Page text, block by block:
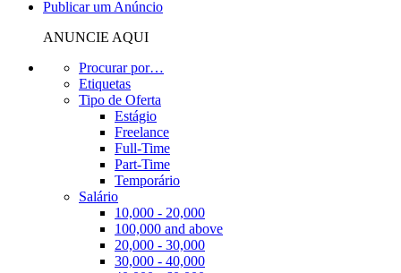
Publicar um Anúncio
ANUNCIE AQUI
Procurar por…
Etiquetas
Tipo de Oferta
Estágio
Freelance
Full-Time
Part-Time
Temporário
Salário
10,000 - 20,000
100,000 and above
20,000 - 30,000
30,000 - 40,000